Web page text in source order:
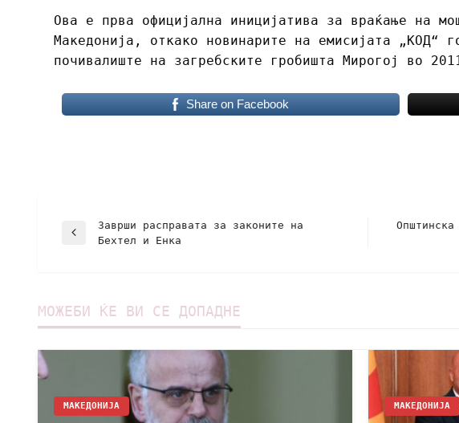
Ова е прва официјална иницијатива за враќање на
Македонија, откако новинарите на емисијата „КОД“
почивалиште на загребските гробишта Мирогој во
Share on Facebook
Заврши расправата за законите на
Бехтел и Енка
МОЖЕБИ ЌЕ ВИ СЕ ДОПАДНЕ
МАКЕДОНИЈА МАКЕДОНИЈА